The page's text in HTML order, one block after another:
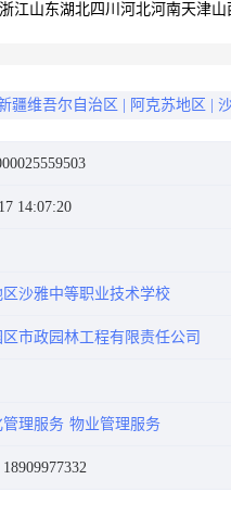
浙江山东湖北四川 河北河南天津山
疆维吾尔自治区 阿克苏地区
14:07:20
区沙雅中等职业技术学校
市政园林工程有限责任公司
管理服务 物业管理服务